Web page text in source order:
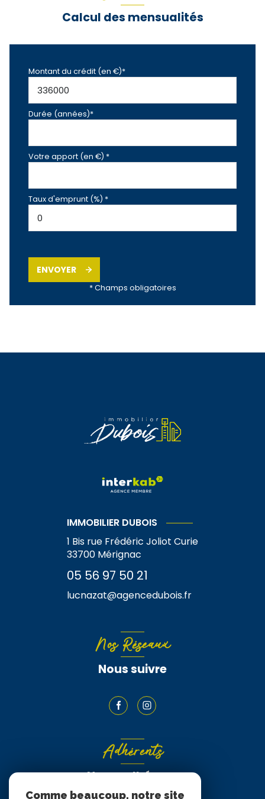
Calcul des mensualités
Montant du crédit (en €)*
Durée (années)*
Votre apport (en €) *
Taux d'emprunt (%) *
ENVOYER
* Champs obligatoires
IMMOBILIER DUBOIS
1 Bis rue Frédéric Joliot Curie
33700 Mérignac
05 56 97 50 21
lucnazat@agencedubois.fr
Nos Réseaux
Nous suivre
Adhérents
Nous adhérons
Comme beaucoup, notre site